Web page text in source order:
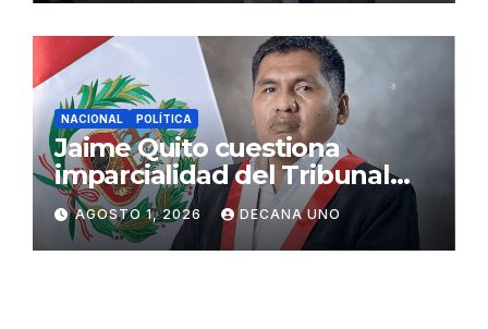
NACIONAL POLÍTICA
Jaime Quito cuestiona
imparcialidad del Tribunal
Constitucional tras liberación
de Ollanta Humala
AGOSTO 1, 2026 DECANA UNO